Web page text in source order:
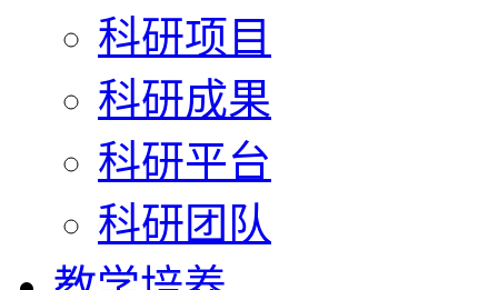
科研项目
科研成果
科研平台
科研团队